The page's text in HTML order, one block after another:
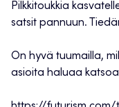
Pilkkitoukkia
satsit pannuun.
On hyvä tuumailla,
asioita haluaa